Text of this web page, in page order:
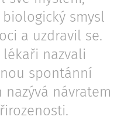
smysl
a uzdravil se.
lékaři nazvali
spontánní
nazývá návratem